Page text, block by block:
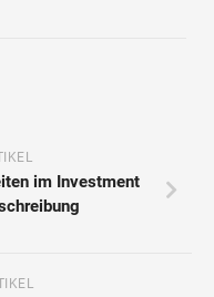
im Investment